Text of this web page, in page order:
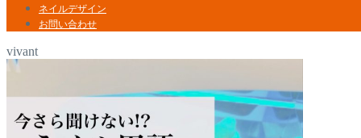
ネイルデザイン
お問い合わせ
vivant